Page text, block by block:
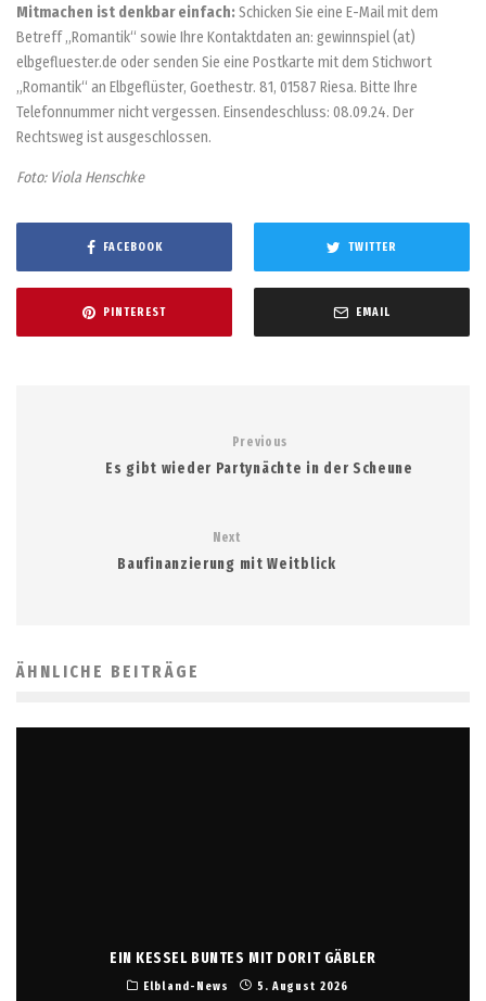
Mitmachen ist denkbar einfach: Schicken Sie eine E-Mail mit dem
Betreff „Romantik“ sowie Ihre Kontaktdaten an: gewinnspiel (at)
elbgefluester.de oder senden Sie eine Postkarte mit dem Stichwort
„Romantik“ an Elbgeflüster, Goethestr. 81, 01587 Riesa. Bitte Ihre
Telefonnummer nicht vergessen. Einsendeschluss: 08.09.24. Der
Rechtsweg ist ausgeschlossen.
Foto: Viola Henschke
FACEBOOK TWITTER
PINTEREST EMAIL
Previous
Es gibt wieder Partynächte in der Scheune
Next
Baufinanzierung mit Weitblick
ÄHNLICHE BEITRÄGE
EIN KESSEL BUNTES MIT DORIT GÄBLER
Elbland-News 5. August 2026